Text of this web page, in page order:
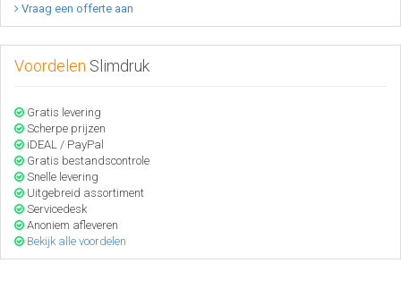
Vraag een offerte aan
Voordelen Slimdruk
Gratis levering
Scherpe prijzen
iDEAL / PayPal
Gratis bestandscontrole
Snelle levering
Uitgebreid assortiment
Servicedesk
Anoniem afleveren
Bekijk alle voordelen